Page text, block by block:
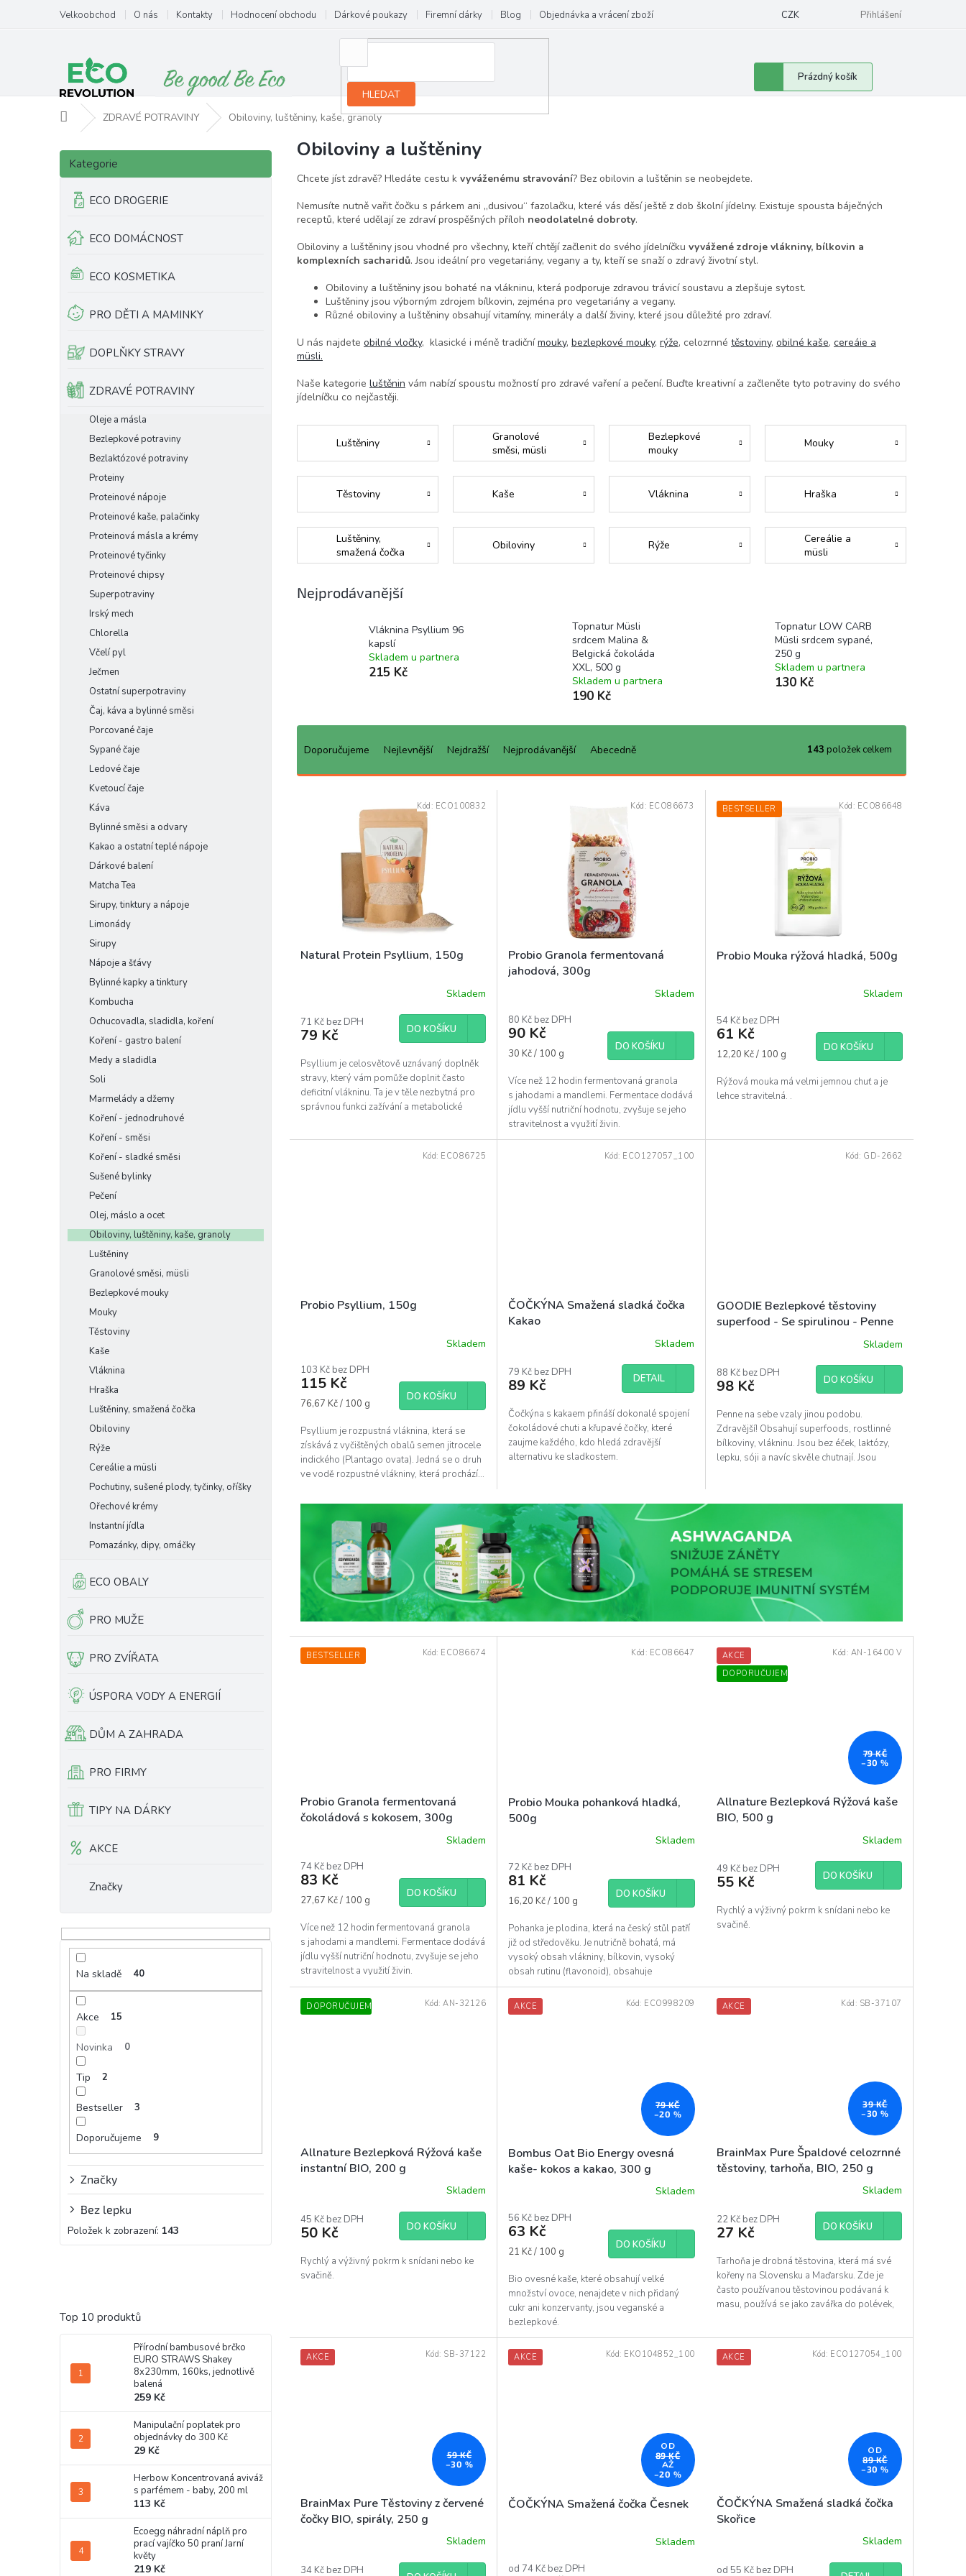
obsah
Velkoobchod O nás Kontakty Hodnocení obchodu Dárkové poukazy Firemní dárky Blog Objednávka a vrácení zboží CZK Přihlášení
HLEDAT
Nákupní
košík
Prázdný košík
Domů ZDRAVÉ POTRAVINY Obiloviny, luštěniny, kaše, granoly
P
s
n
n
Přeskočit
kategorie
Kategorie
ECO DROGERIE
ECO DOMÁCNOST
ECO KOSMETIKA
PRO DĚTI A MAMINKY
DOPLŇKY STRAVY
ZDRAVÉ POTRAVINY
Oleje a másla
Bezlepkové potraviny
Bezlaktózové potraviny
Proteiny
Proteinové nápoje
Proteinové kaše, palačinky
Proteinová másla a krémy
Proteinové tyčinky
Proteinové chipsy
Superpotraviny
Irský mech
Chlorella
Včelí pyl
Ječmen
Ostatní superpotraviny
Čaj, káva a bylinné směsi
Porcované čaje
Sypané čaje
Ledové čaje
Kvetoucí čaje
Káva
Bylinné směsi a odvary
Kakao a ostatní teplé nápoje
Dárkové balení
Matcha Tea
Sirupy, tinktury a nápoje
Limonády
Sirupy
Nápoje a šťávy
Bylinné kapky a tinktury
Kombucha
Ochucovadla, sladidla, koření
Koření - gastro balení
Medy a sladidla
Soli
Marmelády a džemy
Koření - jednodruhové
Koření - směsi
Koření - sladké směsi
Sušené bylinky
Pečení
Olej, máslo a ocet
Obiloviny, luštěniny, kaše, granoly
Luštěniny
Granolové směsi, müsli
Bezlepkové mouky
Mouky
Těstoviny
Kaše
Vláknina
Hraška
Luštěniny, smažená čočka
Obiloviny
Rýže
Cereálie a müsli
Pochutiny, sušené plody, tyčinky, oříšky
Ořechové krémy
Instantní jídla
Pomazánky, dipy, omáčky
ECO OBALY
PRO MUŽE
PRO ZVÍŘATA
ÚSPORA VODY A ENERGIÍ
DŮM A ZAHRADA
PRO FIRMY
TIPY NA DÁRKY
AKCE
Značky
Na skladě 40
Akce 15
Novinka 0
Tip 2
Bestseller 3
Doporučujeme 9
Značky
Bez lepku
Položek k zobrazení: 143
Top 10 produktů
Přírodní bambusové brčko
EURO STRAWS Shakey
8x230mm, 160ks, jednotlivě
balená
259 Kč
Manipulační poplatek pro
objednávky do 300 Kč
29 Kč
Herbow Koncentrovaná aviváž
s parfémem - baby, 200 ml
113 Kč
Ecoegg náhradní náplň pro
prací vajíčko 50 praní Jarní
květy
219 Kč
Obiloviny a luštěniny
Chcete jíst zdravě? Hledáte cestu k vyváženému stravování? Bez obilovin a luštěnin se neobejdete.
Nemusíte nutně vařit čočku s párkem ani „dusivou“ fazolačku, které vás děsí ještě z dob školní jídelny. Existuje spousta báječných
receptů, které udělají ze zdraví prospěšných příloh neodolatelné dobroty.
Obiloviny a luštěniny jsou vhodné pro všechny, kteří chtějí začlenit do svého jídelníčku vyvážené zdroje vlákniny, bílkovin a
komplexních sacharidů. Jsou ideální pro vegetariány, vegany a ty, kteří se snaží o zdravý životní styl.
Obiloviny a luštěniny jsou bohaté na vlákninu, která podporuje zdravou trávicí soustavu a zlepšuje sytost.
Luštěniny jsou výborným zdrojem bílkovin, zejména pro vegetariány a vegany.
Různé obiloviny a luštěniny obsahují vitamíny, minerály a další živiny, které jsou důležité pro zdraví.
U nás najdete obilné vločky, klasické i méně tradičnímouky, bezlepkové mouky, rýže, celozrnné těstoviny, obilné kaše, cereáie a
müsli.
Naše kategorie luštěnin vám nabízí spoustu možností pro zdravé vaření a pečení. Buďte kreativní a začleněte tyto potraviny do svého
jídelníčku co nejčastěji.
Luštěniny
Granolové
směsi, müsli
Bezlepkové
mouky
Mouky
Těstoviny Kaše Vláknina Hraška
Luštěniny,
smažená čočka
Obiloviny Rýže
Cereálie a
müsli
Nejprodávanější
Vláknina Psyllium 96
kapslí
Skladem u partnera
215 Kč
Topnatur Müsli
srdcem Malina &
Belgická čokoláda
XXL, 500 g
Skladem u partnera
190 Kč
Topnatur LOW CARB
Müsli srdcem sypané,
250 g
Skladem u partnera
130 Kč
Ř
e
Doporučujeme Nejlevnější Nejdražší Nejprodávanější Abecedně 143 položek celkem
kNatural Protein Psyllium, 150g
Skladem
71 Kč bez DPH
79 Kč DO KOŠÍKU
Psyllium je celosvětově uznávaný doplněk
stravy, který vám pomůže doplnit často
deficitní vlákninu. Ta je v těle nezbytná pro
správnou funkci zažívání a metabolické
Kód: ECO100832
Probio Granola fermentovaná
jahodová, 300g
produktu
je
5,0
5
hvězdiček.
Skladem
80 Kč bez DPH
90 Kč
Měrná
30 Kč / 100 g
DO KOŠÍKU
Více než 12 hodin fermentovaná granola
s jahodami a mandlemi. Fermentace dodává
jídlu vyšší nutriční hodnotu, zvyšuje se jeho
stravitelnost a využití živin.
Kód: ECO86673 BESTSELLER
Probio Mouka rýžová hladká, 500g
Skladem
54 Kč bez DPH
61 Kč
Měrná
12,20 Kč / 100 g
DO KOŠÍKU
Rýžová mouka má velmi jemnou chuť a je
lehce stravitelná. .
Kód: ECO86648
Probio Psyllium, 150g
Skladem
103 Kč bez DPH
115 Kč
Měrná
76,67 Kč / 100 g
DO KOŠÍKU
Psyllium je rozpustná vláknina, která se
získává z vyčištěných obalů semen jitrocele
indického (Plantago ovata). Jedná se o druh
ve vodě rozpustné vlákniny, která prochází...
Kód: ECO86725
ČOČKÝNA Smažená sladká čočka
Kakao
Skladem
79 Kč bez DPH
89 Kč DETAIL
Čočkýna s kakaem přináší dokonalé spojení
čokoládové chuti a křupavé čočky, které
zaujme každého, kdo hledá zdravější
alternativu ke sladkostem.
Kód: ECO127057_100
GOODIE Bezlepkové těstoviny
superfood - Se spirulinou - Penne
Skladem
88 Kč bez DPH
98 Kč DO KOŠÍKU
Penne na sebe vzaly jinou podobu.
Zdravější! Obsahují superfoods, rostlinné
bílkoviny, vlákninu. Jsou bez éček, laktózy,
lepku, sóji a navíc skvěle chutnají. Jsou
Kód: GD-2662
BESTSELLER
Probio Granola fermentovaná
čokoládová s kokosem, 300g
produktu
je
5,0
5
hvězdiček.
Skladem
74 Kč bez DPH
83 Kč
Měrná
27,67 Kč / 100 g
DO KOŠÍKU
Více než 12 hodin fermentovaná granola
s jahodami a mandlemi. Fermentace dodává
jídlu vyšší nutriční hodnotu, zvyšuje se jeho
stravitelnost a využití živin.
Kód: ECO86674
Probio Mouka pohanková hladká,
500g
Skladem
72 Kč bez DPH
81 Kč
Měrná
16,20 Kč / 100 g
DO KOŠÍKU
Pohanka je plodina, která na český stůl patří
již od středověku. Je nutričně bohatá, má
vysoký obsah vlákniny, bílkovin, vysoký
obsah rutinu (flavonoid), obsahuje
vitaminy...
Kód: ECO86647
AKCE
DOPORUČUJEME
79 KČ
–30 %
Allnature Bezlepková Rýžová kaše
BIO, 500 g
Skladem
49 Kč bez DPH
55 Kč DO KOŠÍKU
Rychlý a výživný pokrm k snídani nebo ke
svačině.
Kód: AN-16400 V
DOPORUČUJEME
Allnature Bezlepková Rýžová kaše
instantní BIO, 200 g
Skladem
45 Kč bez DPH
50 Kč DO KOŠÍKU
Rychlý a výživný pokrm k snídani nebo ke
svačině.
Kód:AN-32126 AKCE
79 KČ
–20 %
Bombus Oat Bio Energy ovesná
kaše- kokos a kakao, 300 g
Skladem
56 Kč bez DPH
63 Kč
Měrná
21 Kč / 100 g
DO KOŠÍKU
Bio ovesné kaše, které obsahují velké
množství ovoce, nenajdete v nich přidaný
cukr ani konzervanty, jsou veganské a
bezlepkové.
Kód: ECO998209 AKCE
39 KČ
–30 %
BrainMax Pure Špaldové celozrnné
těstoviny, tarhoňa, BIO, 250 g
Skladem
22 Kč bez DPH
27 Kč DO KOŠÍKU
Tarhoňa je drobná těstovina, která má své
kořeny na Slovensku a Maďarsku. Zde je
často používanou těstovinou podávaná k
masu, používá se jako zavářka do polévek,
Kód: SB-37107
AKCE
59 KČ
–30 %
BrainMax Pure Těstoviny z červené
čočky BIO, spirály, 250 g
Skladem
34 Kč bez DPH
Kód: SB-37122 AKCE
OD
89 KČ
AŽ
–20 %
ČOČKÝNA Smažená čočka Česnek
Skladem
od 74 Kč bez DPH
Kód: EKO104852_100 AKCE
OD
89 KČ
–30 %
ČOČKÝNA Smažená sladká čočka
Skořice
Skladem
od 55 Kč bez DPH
Kód: ECO127054_100